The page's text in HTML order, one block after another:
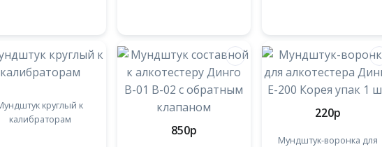
круглый к
калибраторам
850p
220p
Мундштук-воронка для